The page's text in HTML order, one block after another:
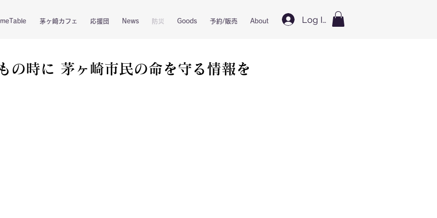
茅ヶ崎カフェ 応援団 News 防災 Goods 予約/販売 About Log In
の時に 茅ヶ崎市民の命を守る情報を